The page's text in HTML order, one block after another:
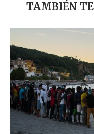
TAMBIÉN TE